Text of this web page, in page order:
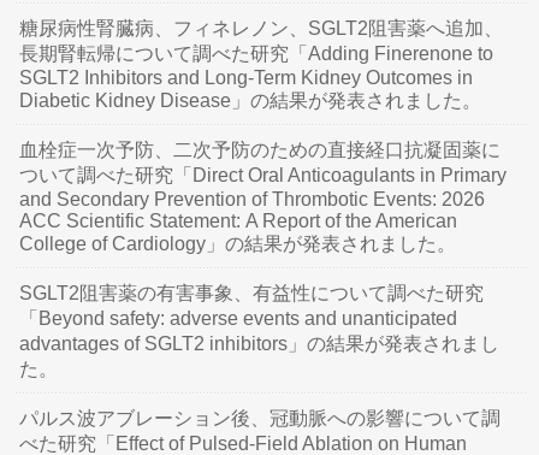
糖尿病性腎臓病、フィネレノン、SGLT2阻害薬へ追加、
長期腎転帰について調べた研究「Adding Finerenone to
SGLT2 Inhibitors and Long-Term Kidney Outcomes in
Diabetic Kidney Disease」の結果が発表されました。
血栓症一次予防、二次予防のための直接経口抗凝固薬に
ついて調べた研究「Direct Oral Anticoagulants in Primary
and Secondary Prevention of Thrombotic Events: 2026
ACC Scientific Statement: A Report of the American
College of Cardiology」の結果が発表されました。
SGLT2阻害薬の有害事象、有益性について調べた研究
「Beyond safety: adverse events and unanticipated
advantages of SGLT2 inhibitors」の結果が発表されまし
た。
パルス波アブレーション後、冠動脈への影響について調
べた研究「Effect of Pulsed-Field Ablation on Human